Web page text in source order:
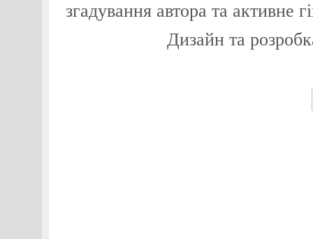
згадування автора та активне
Дизайн та